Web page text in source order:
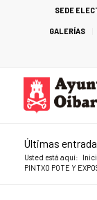
SEDE
GALERÍAS
Últimas
Usted está aquí:
PINTXO POTE Y